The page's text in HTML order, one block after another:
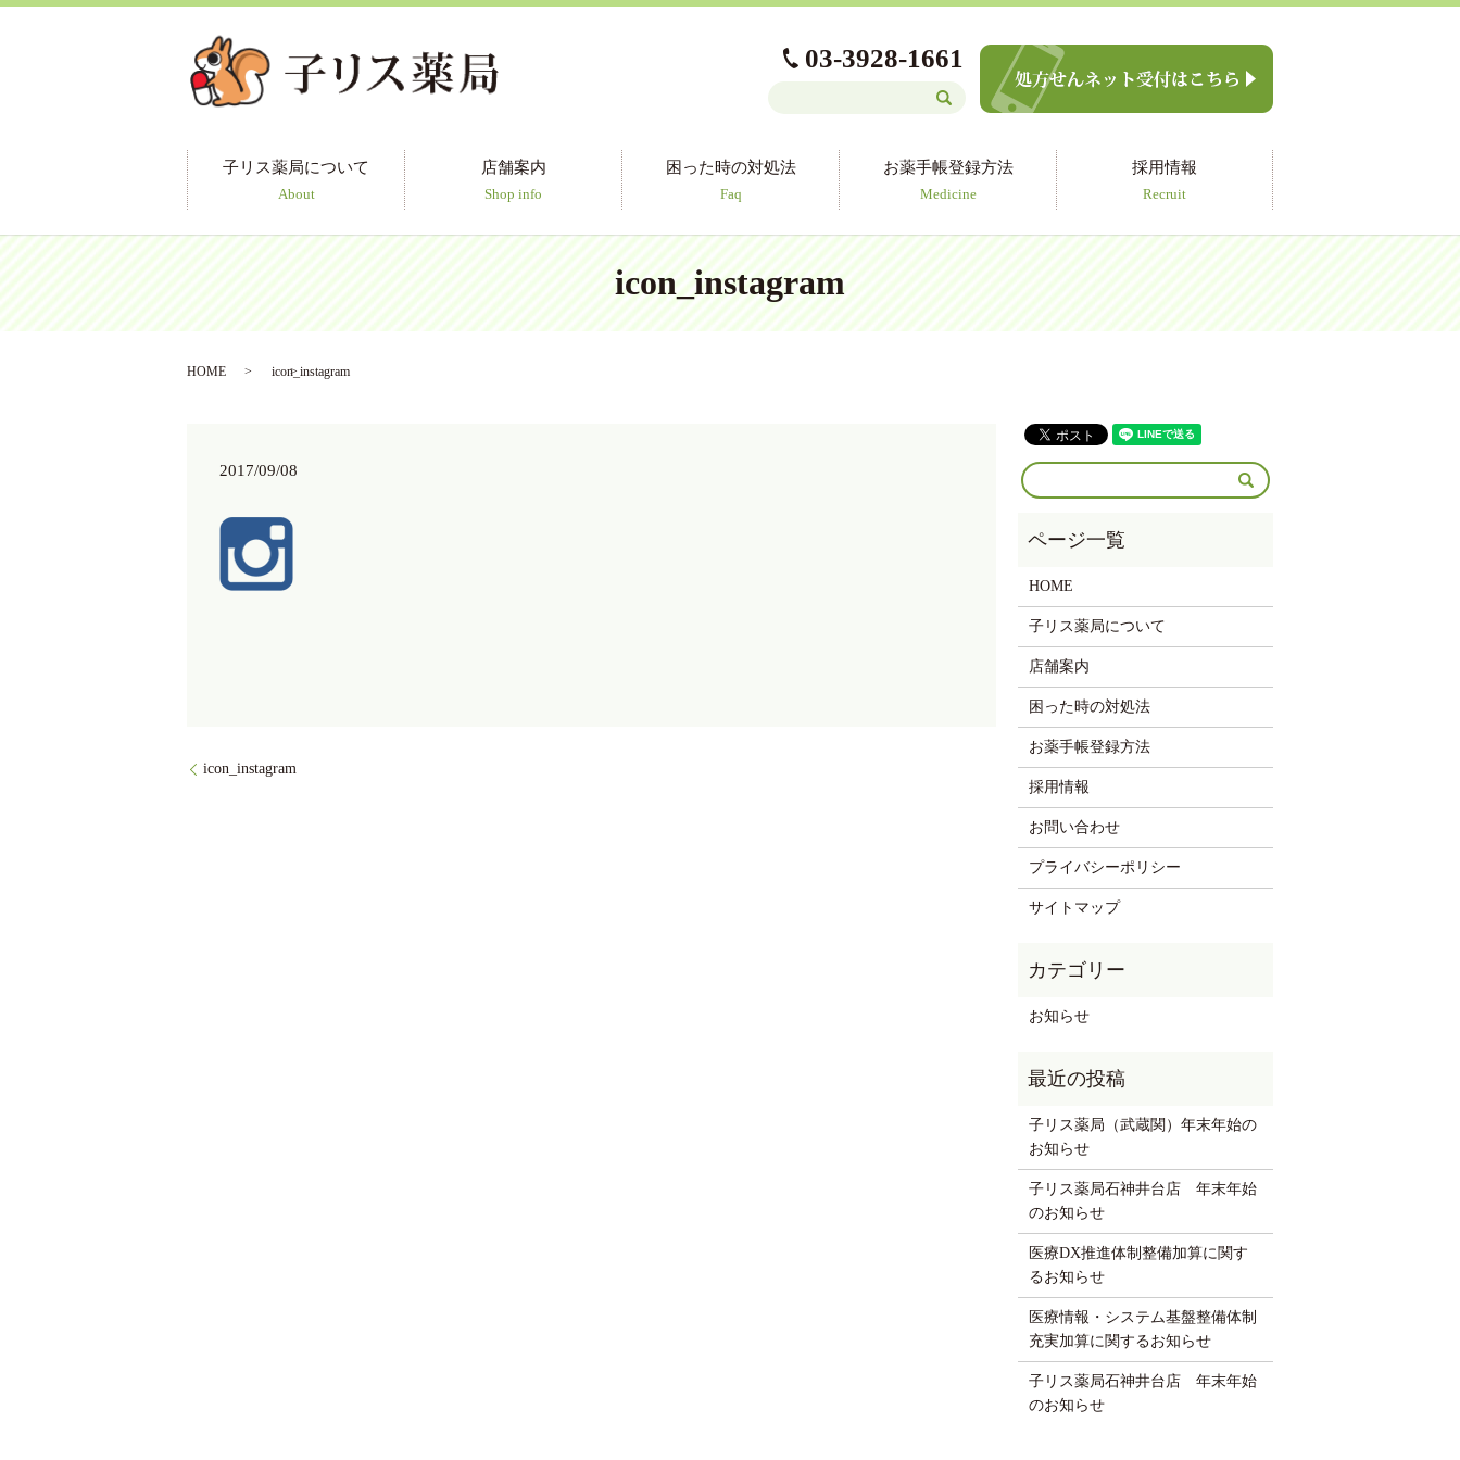
03-3928-1661
子リス薬局について
About
店舗案内
Shop info
困った時の対処法
Faq
お薬手帳登録方法
Medicine
採用情報
Recruit
icon_instagram
HOME icon_instagram
2017/09/08
icon_instagram
HOME
子リス薬局について
店舗案内
困った時の対処法
お薬手帳登録方法
採用情報
お問い合わせ
プライバシーポリシー
サイトマップ
お知らせ
子リス薬局（武蔵関）年末年始の
お知らせ
子リス薬局石神井台店 年末年始
のお知らせ
医療DX推進体制整備加算に関す
るお知らせ
医療情報・システム基盤整備体制
充実加算に関するお知らせ
子リス薬局石神井台店 年末年始
のお知らせ